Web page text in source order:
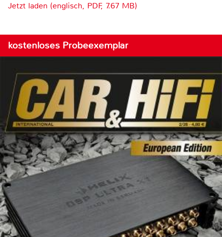
Jetzt laden (englisch, PDF, 7.67 MB)
kostenloses Probeexemplar